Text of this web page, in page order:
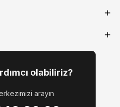
olabiliriz?
arayın